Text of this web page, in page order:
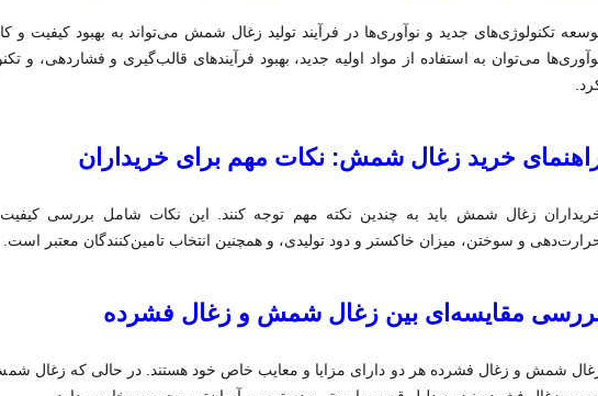
تکنولوژی‌های جدید و نوآوری‌ها در فرآیند تولید زغال شمش می‌تواند به بهبود کیفیت و
می‌توان به استفاده از مواد اولیه جدید، بهبود فرآیندهای قالب‌گیری و فشاردهی، و
خرید زغال شمش: نکات مهم برای خریداران
زغال شمش باید به چندین نکته مهم توجه کنند. این نکات شامل بررسی
و سوختن، میزان خاکستر و دود تولیدی، و همچنین انتخاب تامین‌کنندگان معتبر است.
مقایسه‌ای بین زغال شمش و زغال فشرده
شمش و زغال فشرده هر دو دارای مزایا و معایب خاص خود هستند. در حالی که زغال